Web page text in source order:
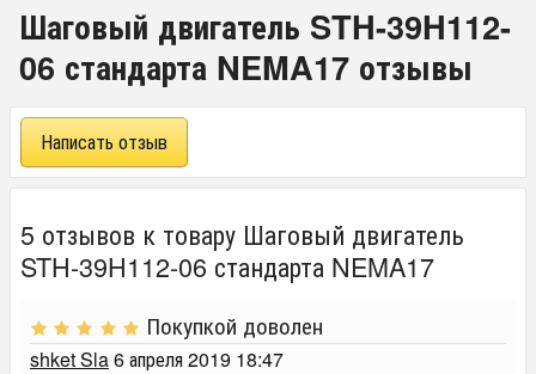
Шаговый двигатель STH-39H112-
06 стандарта NEMA17 отзывы
Написать отзыв
5 отзывов к товару Шаговый двигатель
STH-39H112-06 стандарта NEMA17
Покупкой доволен
shket Sla6 апреля 2019 18:47